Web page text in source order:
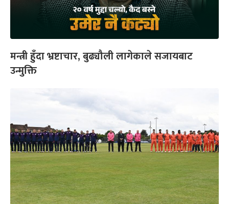
मन्त्री हुँदा भ्रष्टाचार, बुढ्यौली लागेकाले सजायबाट
उन्मुक्ति